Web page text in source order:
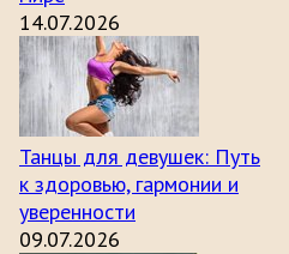
14.07.2026
Танцы для девушек: Путь
к здоровью, гармонии и
уверенности
09.07.2026